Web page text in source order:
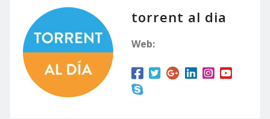
torrent al dia
Web: